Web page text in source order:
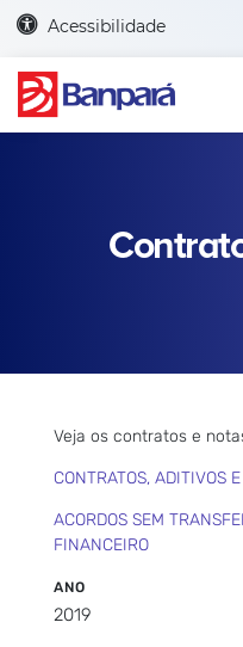
Acessibilidade
Veja os contratos e
CONTRATOS, ADITIVOS
ACORDOS SEM
FINANCEIRO
ANO
2019